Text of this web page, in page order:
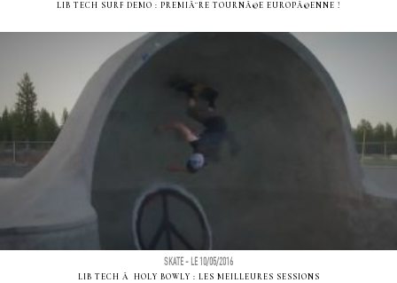
LIB TECH SURF DEMO : PREMIÃ¨RE TOURNÃ©E EUROPÃ©ENNE !
SKATE - LE 10/05/2016
LIB TECH Ã HOLY BOWLY : LES MEILLEURES SESSIONS